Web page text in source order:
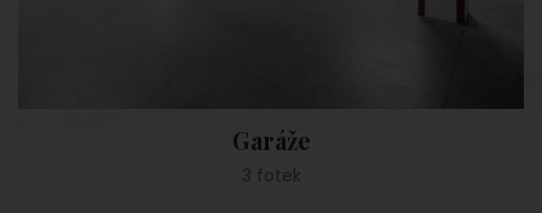
Wellness
6 fotek